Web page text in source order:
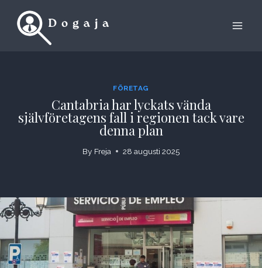
FÖRETAG
Cantabria har lyckats vända
självföretagens fall i regionen tack vare
denna plan
By Freja 28 augusti 2025